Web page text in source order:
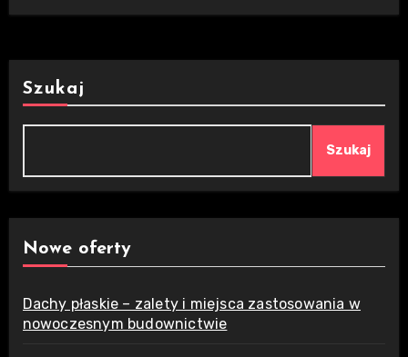
Szukaj
Szukaj
Nowe oferty
Dachy płaskie – zalety i miejsca zastosowania w
nowoczesnym budownictwie